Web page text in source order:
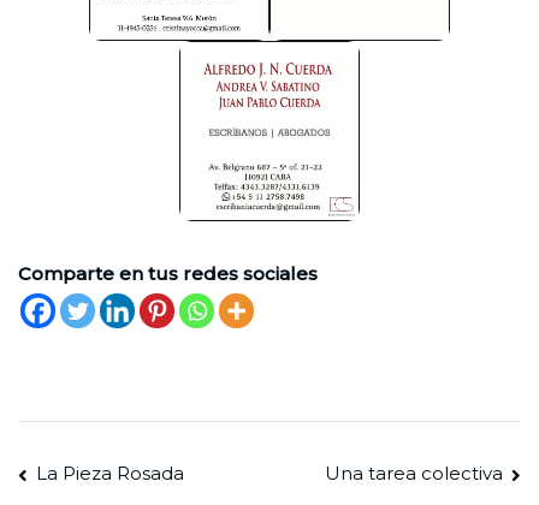
Comparte en tus redes sociales
Navegación
La Pieza Rosada Una tarea colectiva